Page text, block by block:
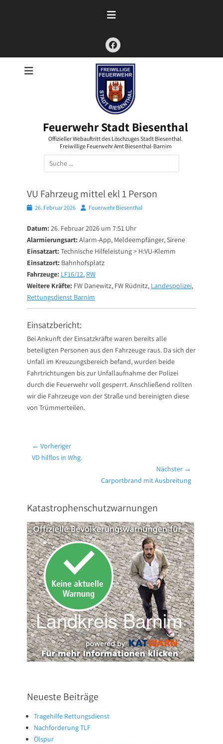
Facebook
Feuerwehr Stadt Biesenthal
Offizieller Webauftritt des Löschzuges Stadt Biesenthal.
Freiwillige Feuerwehr Amt Biesenthal-Barnim
Suchen
nach:
VU Fahrzeug mittel ekl 1 Person
Posted26. Februar 2026 AutorFeuerwehr Biesenthal
Datum: 26. Februar 2026 um 7:51 Uhr
Alarmierungsart: Alarm-App, Meldeempfänger, Sirene
Einsatzart: Technische Hilfeleistung > H:VU-Klemm
Einsatzort: Bahnhofsplatz
Fahrzeuge: LF16/12, RW
Weitere Kräfte: FW Danewitz, FW Rüdnitz, Landespolizei,
Rettungsdienst Barnim
Einsatzbericht:
Bei Ankunft der Einsatzkräfte waren bereits alle
beteiligten Personen aus den Fahrzeuge raus. Da sich der
Unfall im Kreuzungsbereich befand, wurden beide
Fahrtrichtungen bis zur Unfallaufnahme der Polizei
durch die Feuerwehr voll gesperrt. Anschließend rollten
wir die Fahrzeuge von der Straße und bereinigten diese
von Trümmerteilen.
Beitragsnavigation
← Vorheriger
Vorheriger
VD hilflos in Whg.
Nächster →
Carportbrand mit Ausbreitung
Katastrophenschutzwarnungen
Neueste Beiträge
Tragehilfe Rettungsdienst
Nachforderung TLF
Ölspur